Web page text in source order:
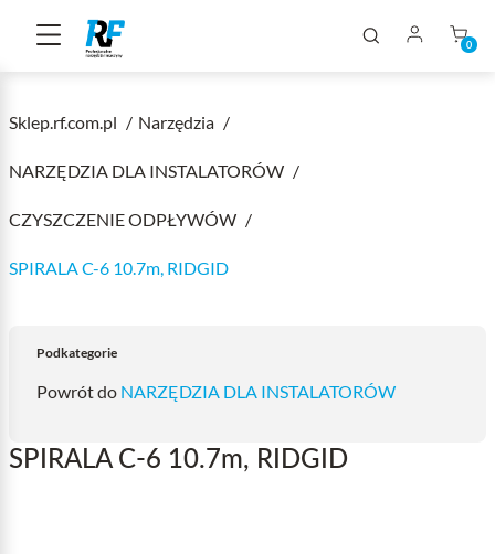
0
Sklep.rf.com.pl Narzędzia
NARZĘDZIA DLA INSTALATORÓW
CZYSZCZENIE ODPŁYWÓW
SPIRALA C-6 10.7m, RIDGID
Podkategorie
Powrót do NARZĘDZIA DLA INSTALATORÓW
SPIRALA C-6 10.7m, RIDGID